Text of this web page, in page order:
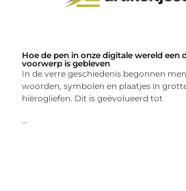
Hoe de pen in onze digitale wereld een
voorwerp is gebleven
In de verre geschiedenis begonnen
woorden, symbolen en plaatjes in
hiërogliefen. Dit is geëvolueerd tot
...